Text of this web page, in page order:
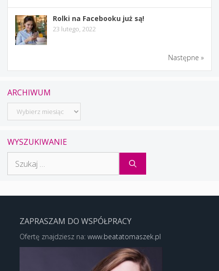
Rolki na Facebooku już są!
23 lutego, 2022
Następne »
ARCHIWUM
Archiwum
WYSZUKIWANIE
ZAPRASZAM DO WSPÓŁPRACY
Ofertę znajdziesz na: www.beatatomaszek.pl